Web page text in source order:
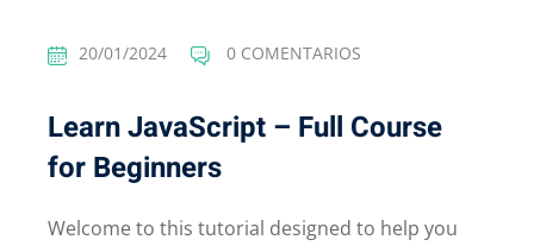
20/01/2024 0 COMENTARIOS
Learn JavaScript – Full Course
for Beginners
Welcome to this tutorial designed to help you